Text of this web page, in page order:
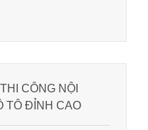
CÔNG NỘI
TÔ ĐỈNH CAO